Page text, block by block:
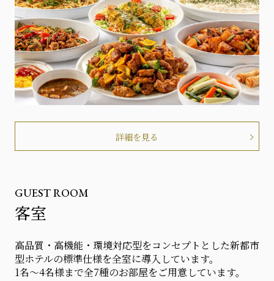
詳細を見る
GUEST ROOM
客室
高品質・高機能・環境対応型をコンセプトとした新都市
型ホテルの標準仕様を全室に導入しています。
1名～4名様まで全7種のお部屋をご用意しています。